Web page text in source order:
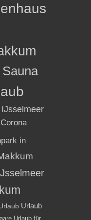
in
Urlaub
Urlaub für